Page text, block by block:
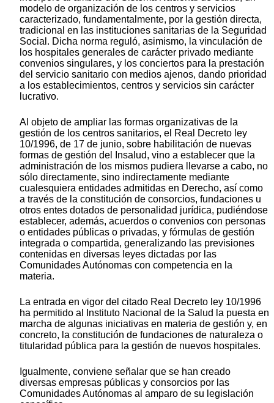
modelo de organización de los centros y servicios
caracterizado, fundamentalmente, por la gestión directa,
tradicional en las instituciones sanitarias de la Seguridad
Social. Dicha norma reguló, asimismo, la vinculación de
los hospitales generales de carácter privado mediante
convenios singulares, y los conciertos para la prestación
del servicio sanitario con medios ajenos, dando prioridad
a los establecimientos, centros y servicios sin carácter
lucrativo.
Al objeto de ampliar las formas organizativas de la
gestión de los centros sanitarios, el Real Decreto ley
10/1996, de 17 de junio, sobre habilitación de nuevas
formas de gestión del Insalud, vino a establecer que la
administración de los mismos pudiera llevarse a cabo, no
sólo directamente, sino indirectamente mediante
cualesquiera entidades admitidas en Derecho, así como
a través de la constitución de consorcios, fundaciones u
otros entes dotados de personalidad jurídica, pudiéndose
establecer, además, acuerdos o convenios con personas
o entidades públicas o privadas, y fórmulas de gestión
integrada o compartida, generalizando las previsiones
contenidas en diversas leyes dictadas por las
Comunidades Autónomas con competencia en la
materia.
La entrada en vigor del citado Real Decreto ley 10/1996
ha permitido al Instituto Nacional de la Salud la puesta en
marcha de algunas iniciativas en materia de gestión y, en
concreto, la constitución de fundaciones de naturaleza o
titularidad pública para la gestión de nuevos hospitales.
Igualmente, conviene señalar que se han creado
diversas empresas públicas y consorcios por las
Comunidades Autónomas al amparo de su legislación